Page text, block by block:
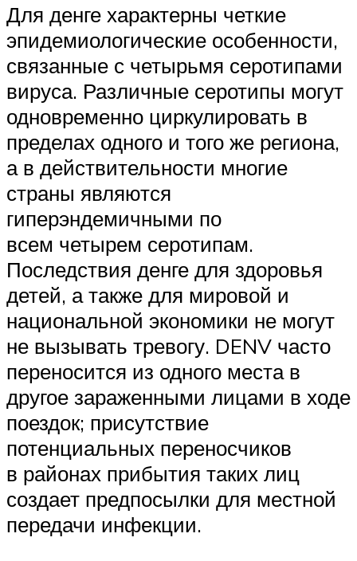
Для денге характерны четкие
эпидемиологические особенности,
связанные с четырьмя серотипами
вируса. Различные серотипы могут
одновременно циркулировать в
пределах одного и того же региона,
а в действительности многие
страны являются
гиперэндемичными по
всем четырем серотипам.
Последствия денге для здоровья
детей, а также для мировой и
национальной экономики не могут
не вызывать тревогу. DENV часто
переносится из одного места в
другое зараженными лицами в ходе
поездок; присутствие
потенциальных переносчиков
в районах прибытия таких лиц
создает предпосылки для местной
передачи инфекции.